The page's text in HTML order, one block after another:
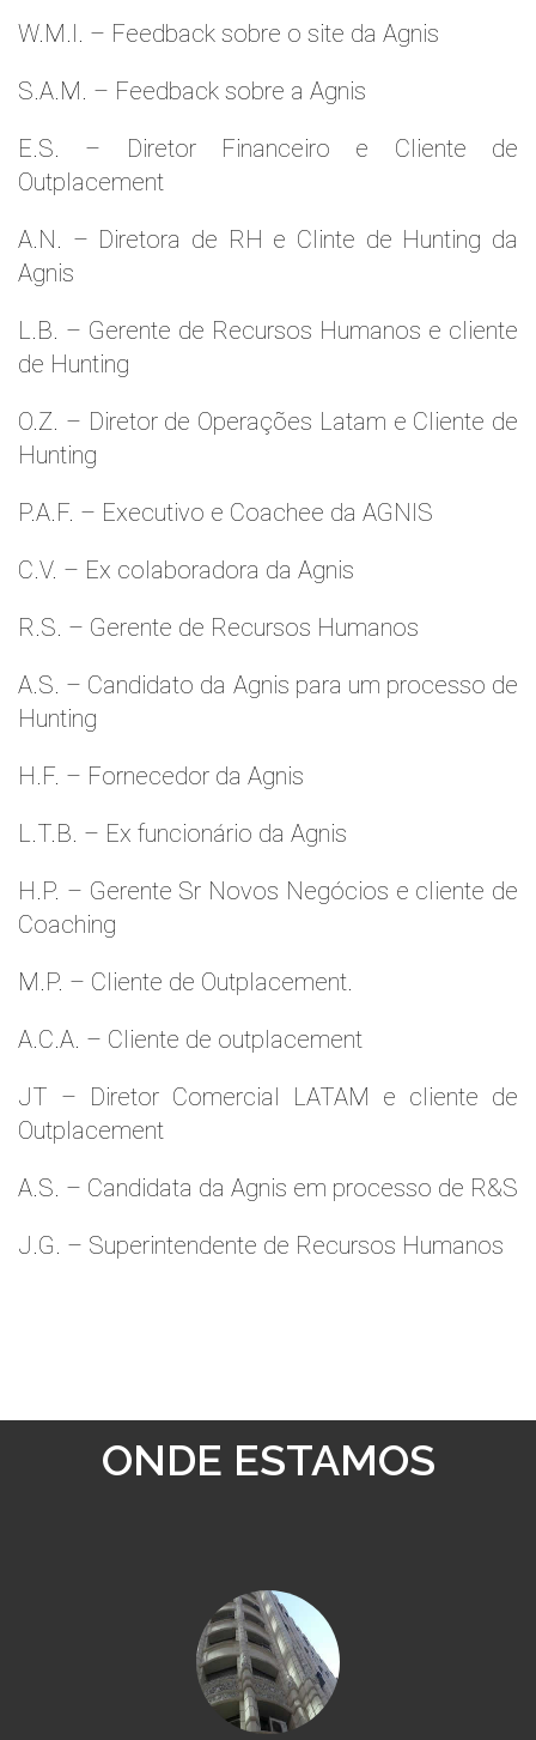
W.M.l. – Feedback sobre o site da Agnis
S.A.M. – Feedback sobre a Agnis
E.S. – Diretor Financeiro e Cliente de
Outplacement
A.N. – Diretora de RH e Clinte de Hunting da
Agnis
L.B. – Gerente de Recursos Humanos e cliente
de Hunting
O.Z. – Diretor de Operações Latam e Cliente de
Hunting
P.A.F. – Executivo e Coachee da AGNIS
C.V. – Ex colaboradora da Agnis
R.S. – Gerente de Recursos Humanos
A.S. – Candidato da Agnis para um processo de
Hunting
H.F. – Fornecedor da Agnis
L.T.B. – Ex funcionário da Agnis
H.P. – Gerente Sr Novos Negócios e cliente de
Coaching
M.P. – Cliente de Outplacement.
A.C.A. – Cliente de outplacement
JT – Diretor Comercial LATAM e cliente de
Outplacement
A.S. – Candidata da Agnis em processo de R&S
J.G. – Superintendente de Recursos Humanos
ONDE ESTAMOS